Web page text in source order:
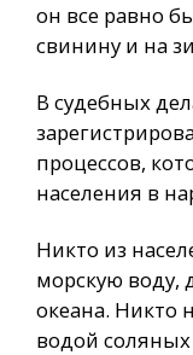
он все равно
свинину и на
В судебных
процессов,
населения в
Никто из
морскую воду,
океана. Никто
водой